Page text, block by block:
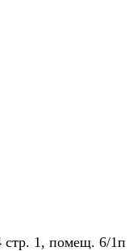
стр. 1, помещ. 6/1п